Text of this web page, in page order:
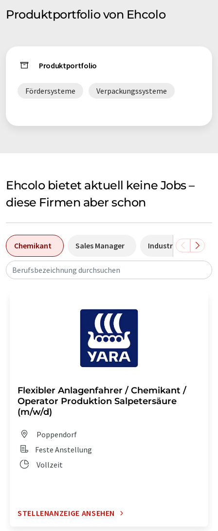
Produktportfolio von Ehcolo
Produktportfolio
Fördersysteme Verpackungssysteme
Ehcolo bietet aktuell keine Jobs –
diese Firmen aber schon
Chemikant Sales Manager
Berufsbezeichnung durchsuchen
Flexibler Anlagenfahrer / Chemikant /
Operator Produktion Salpetersäure
(m/w/d)
Poppendorf
Feste Anstellung
Vollzeit
STELLENANZEIGE ANSEHEN